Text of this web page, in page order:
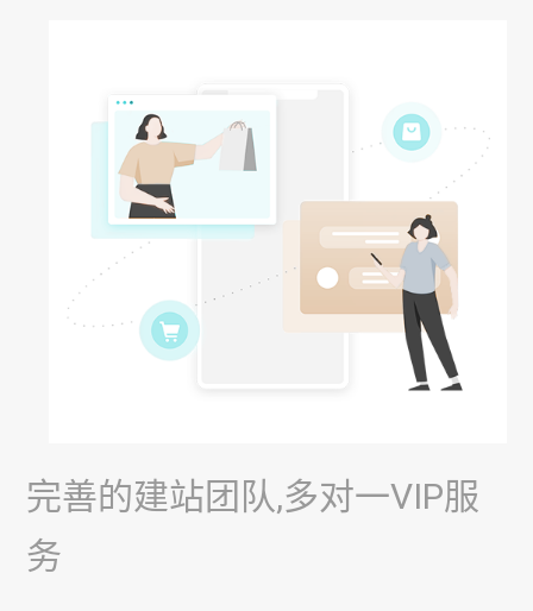
完善的建站团队,多对一VIP服
务